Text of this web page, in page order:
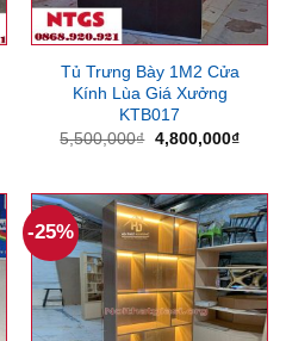
Tủ Trưng Bày 1M2 Cửa
Kính Lùa Giá Xưởng
KTB017
5,500,000₫ Giá
gốc
4,800,000₫Giá
-25%